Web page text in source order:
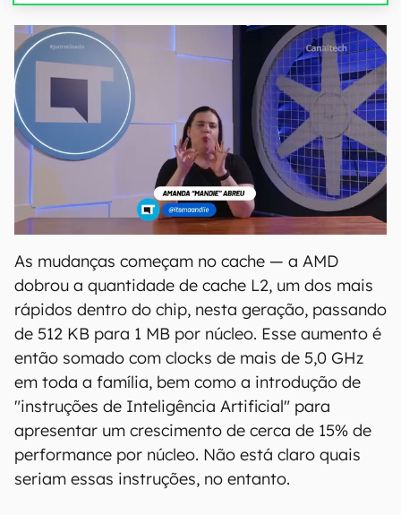
As mudanças começam no cache — a AMD
dobrou a quantidade de cache L2, um dos mais
rápidos dentro do chip, nesta geração, passando
de 512 KB para 1 MB por núcleo. Esse aumento é
então somado com clocks de mais de 5,0 GHz
em toda a família, bem como a introdução de
"instruções de Inteligência Artificial" para
apresentar um crescimento de cerca de 15% de
performance por núcleo. Não está claro quais
seriam essas instruções, no entanto.